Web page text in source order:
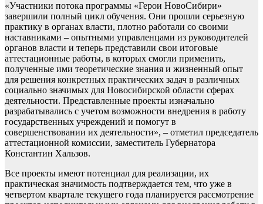
«Участники потока программы «Герои НовоСибири»
завершили полный цикл обучения. Они прошли серьезную
практику в органах власти, плотно работали со своими
наставниками – опытными управленцами из руководителей
органов власти и теперь представили свои итоговые
аттестационные работы, в которых смогли применить,
полученные ими теоретические знания и жизненный опыт
для решения конкретных практических задач в различных
социально значимых для Новосибирской области сферах
деятельности. Представленные проекты изначально
разрабатывались с учетом возможности внедрения в работу
государственных учреждений и помогут в
совершенствовании их деятельности», – отметил председатель
аттестационной комиссии, заместитель Губернатора
Константин Хальзов.
Все проекты имеют потенциал для реализации, их
практическая значимость подтверждается тем, что уже в
четвертом квартале текущего года планируется рассмотрение